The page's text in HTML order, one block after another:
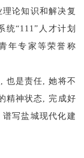
论知识和解决复
“111”人才计划
年专家等荣誉称
也是责任, 她将不
精神状态, 完成好
写盐城现代化建